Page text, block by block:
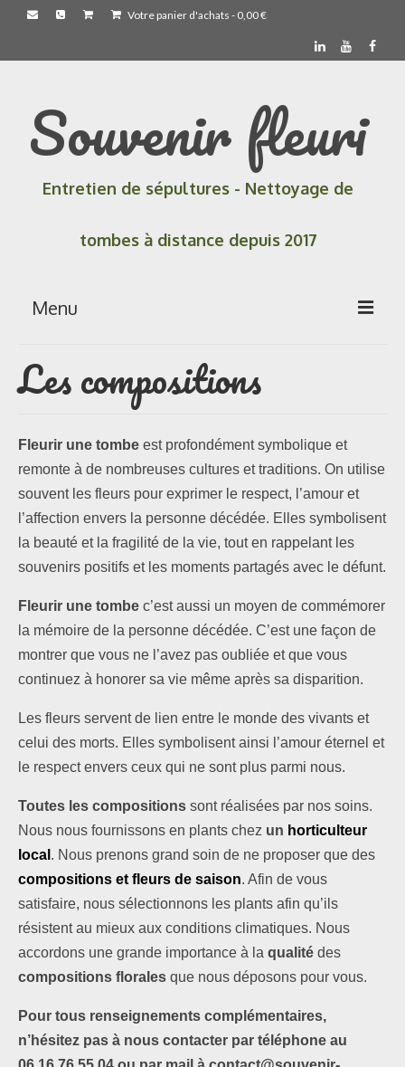
Votre panier d'achats - 0,00€
Souvenir fleuri
Entretien de sépultures - Nettoyage de
tombes à distance depuis 2017
Menu
Les formules
Les compositions
Actualités
Les témoignages
Boutique
Les compositions
Fleurir une tombe est profondément symbolique et
remonte à de nombreuses cultures et traditions. On utilise
souvent les fleurs pour exprimer le respect, l’amour et
l’affection envers la personne décédée. Elles symbolisent
la beauté et la fragilité de la vie, tout en rappelant les
souvenirs positifs et les moments partagés avec le défunt.
Fleurir une tombe c’est aussi un moyen de commémorer
la mémoire de la personne décédée. C’est une façon de
montrer que vous ne l’avez pas oubliée et que vous
continuez à honorer sa vie même après sa disparition.
Les fleurs servent de lien entre le monde des vivants et
celui des morts. Elles symbolisent ainsi l’amour éternel et
le respect envers ceux qui ne sont plus parmi nous.
Toutes les compositions sont réalisées par nos soins.
Nous nous fournissons en plants chez un horticulteur
local . Nous prenons grand soin de ne proposer que des
compositions et fleurs de saison. Afin de vous
satisfaire, nous sélectionnons les plants afin qu’ils
résistent au mieux aux conditions climatiques. Nous
accordons une grande importance à la qualité des
compositions florales que nous déposons pour vous.
Pour tous renseignements complémentaires,
n’hésitez pas à nous contacter par téléphone au